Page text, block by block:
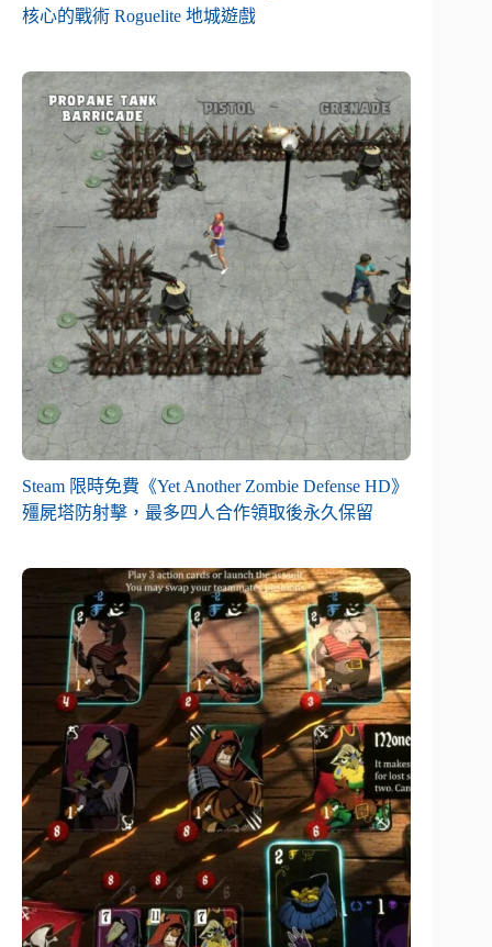
核心的戰術 Roguelite 地城遊戲
Steam 限時免費《Yet Another Zombie Defense HD》
殭屍塔防射擊，最多四人合作領取後永久保留